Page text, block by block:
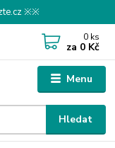
※※
Menu
Hledat
0 ks
za 0 Kč